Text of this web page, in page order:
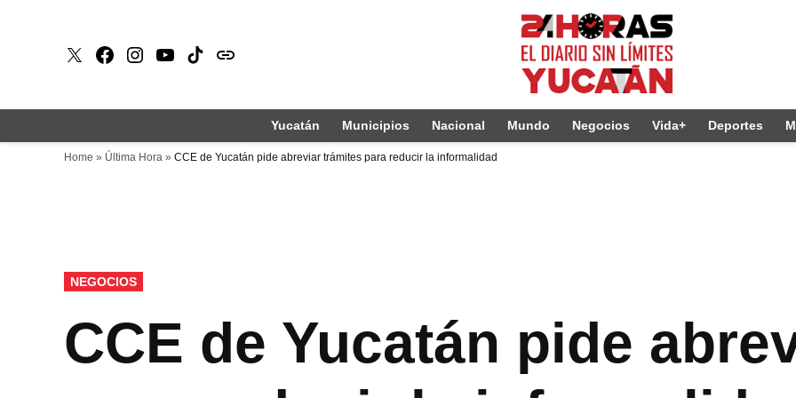
X Faceboook
Instagram
Youtube
Tiktokissuu
Yucatán Municipios Nacional Mundo Negocios Vida+ Deportes
Home » Última Hora » CCE de Yucatán pide abreviar trámites para reducir la informalidad
PUBLICADO
EN
NEGOCIOS
CCE de Yucatán pide